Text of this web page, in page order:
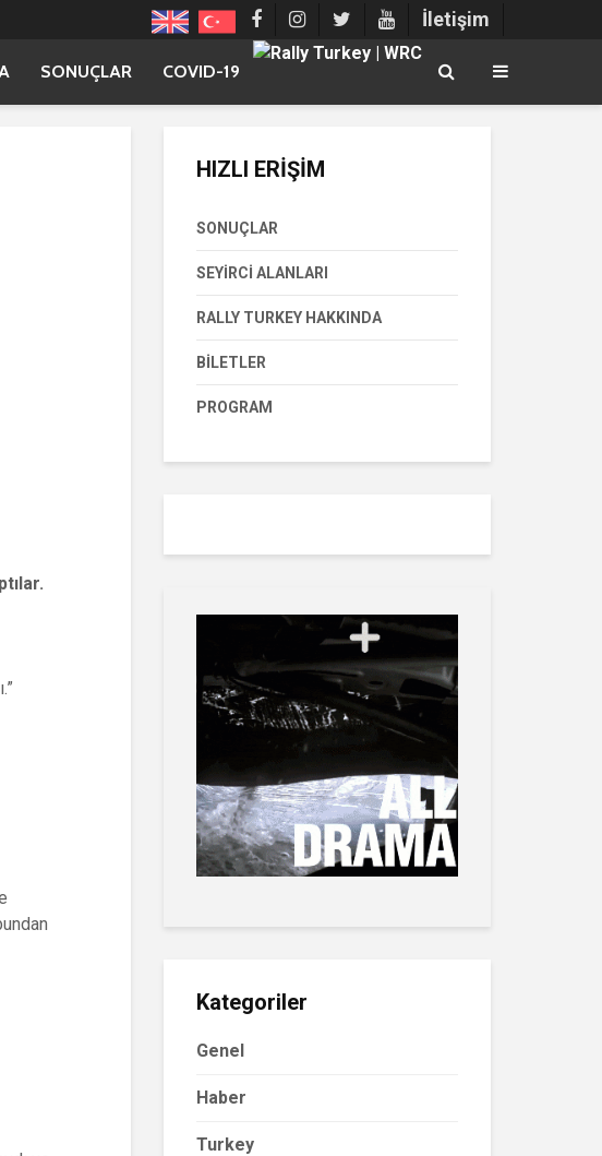
İletişim
SONUÇLAR COVID-19
HIZLI ERİŞİM
SONUÇLAR
SEYIRCI ALANLARI
RALLY TURKEY HAKKINDA
BILETLER
PROGRAM
Kategoriler
Genel
Haber
Turkey